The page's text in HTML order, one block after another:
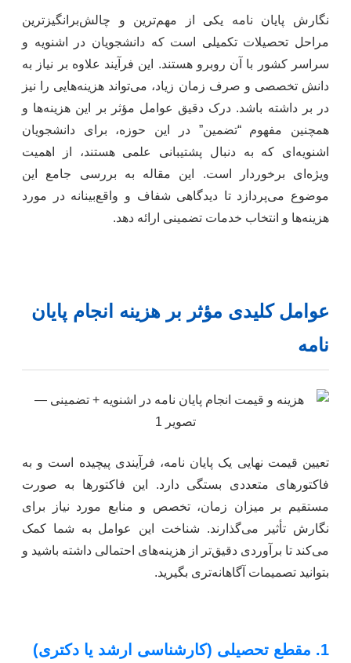
نگارش پایان نامه یکی از مهم‌ترین و چالش‌برانگیزترین
مراحل تحصیلات تکمیلی است که دانشجویان در اشنویه و
سراسر کشور با آن روبرو هستند. این فرآیند علاوه بر نیاز به
دانش تخصصی و صرف زمان زیاد، می‌تواند هزینه‌هایی را نیز
در بر داشته باشد. درک دقیق عوامل مؤثر بر این هزینه‌ها و
همچنین مفهوم “تضمین” در این حوزه، برای دانشجویان
اشنویه‌ای که به دنبال پشتیبانی علمی هستند، از اهمیت
ویژه‌ای برخوردار است. این مقاله به بررسی جامع این
موضوع می‌پردازد تا دیدگاهی شفاف و واقع‌بینانه در مورد
هزینه‌ها و انتخاب خدمات تضمینی ارائه دهد.
عوامل کلیدی مؤثر بر هزینه انجام پایان
نامه
تعیین قیمت نهایی یک پایان نامه، فرآیندی پیچیده است و به
فاکتورهای متعددی بستگی دارد. این فاکتورها به صورت
مستقیم بر میزان زمان، تخصص و منابع مورد نیاز برای
نگارش تأثیر می‌گذارند. شناخت این عوامل به شما کمک
می‌کند تا برآوردی دقیق‌تر از هزینه‌های احتمالی داشته باشید و
بتوانید تصمیمات آگاهانه‌تری بگیرید.
1. مقطع تحصیلی (کارشناسی ارشد یا دکتری)